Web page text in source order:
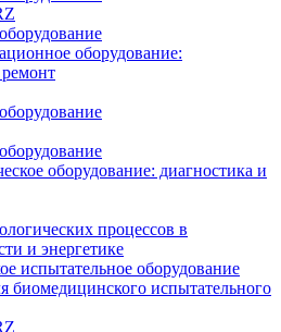
оборудование:
оборудование: диагностика и
процессов в
и энергетике
испытательное оборудование
биомедицинского испытательного